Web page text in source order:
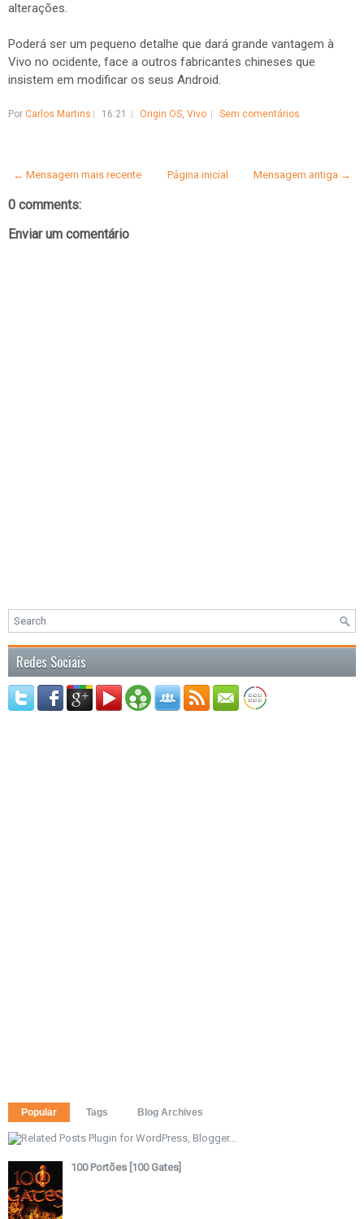
alterações.
Poderá ser um pequeno detalhe que dará grande vantagem à
Vivo no ocidente, face a outros fabricantes chineses que
insistem em modificar os seus Android.
Por Carlos Martins 16:21 Origin OS, Vivo Sem comentários
← Mensagem mais recente Mensagem antiga →
Página inicial
0 comments:
Enviar um comentário
Redes Sociais
Popular Tags Blog Archives
100 Portões [100 Gates]